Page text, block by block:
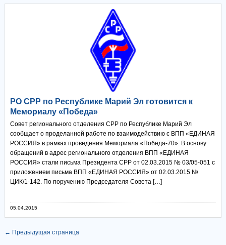
РО СРР по Республике Марий Эл готовится к
Мемориалу «Победа»
Совет регионального отделения СРР по Республике Марий Эл
сообщает о проделанной работе по взаимодействию с ВПП «ЕДИНАЯ
РОССИЯ» в рамках проведения Мемориала «Победа-70». В основу
обращений в адрес регионального отделения ВПП «ЕДИНАЯ
РОССИЯ» стали письма Президента СРР от 02.03.2015 № 03/05-051 с
приложением письма ВПП «ЕДИНАЯ РОССИЯ» от 02.03.2015 №
ЦИК/1-142. По поручению Председателя Совета […]
05.04.2015
← Предыдущая страница